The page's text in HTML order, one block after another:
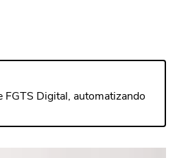
FGTS Digital, automatizando